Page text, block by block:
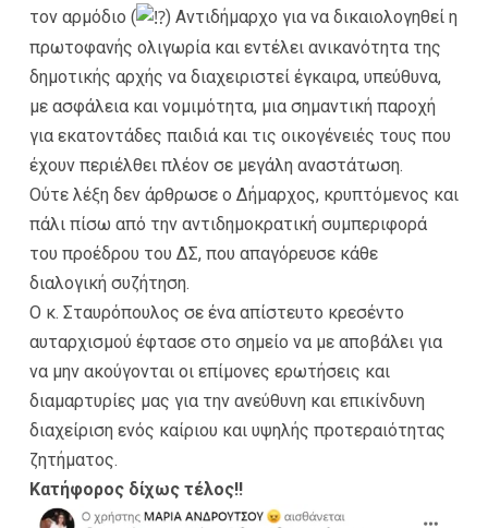
τον αρμόδιο (
) Αντιδήμαρχο για να δικαιολογηθεί η
πρωτοφανής ολιγωρία και εντέλει ανικανότητα της
δημοτικής αρχής να διαχειριστεί έγκαιρα, υπεύθυνα,
με ασφάλεια και νομιμότητα, μια σημαντική παροχή
για εκατοντάδες παιδιά και τις οικογένειές τους που
έχουν περιέλθει πλέον σε μεγάλη αναστάτωση.
Ούτε λέξη δεν άρθρωσε ο Δήμαρχος, κρυπτόμενος και
πάλι πίσω από την αντιδημοκρατική συμπεριφορά
του προέδρου του ΔΣ, που απαγόρευσε κάθε
διαλογική συζήτηση.
Ο κ. Σταυρόπουλος σε ένα απίστευτο κρεσέντο
αυταρχισμού έφτασε στο σημείο να με αποβάλει για
να μην ακούγονται οι επίμονες ερωτήσεις και
διαμαρτυρίες μας για την ανεύθυνη και επικίνδυνη
διαχείριση ενός καίριου και υψηλής προτεραιότητας
ζητήματος.
Κατήφορος δίχως τέλος!!